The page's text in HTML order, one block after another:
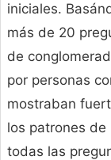
iniciales.
más de 20
de
por personas
mostraban
los patrones de
todas las